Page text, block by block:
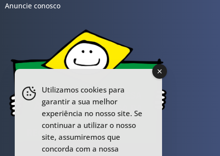
Anuncie conosco
Utilizamos cookies para
garantir a sua melhor
experiência no nosso site. Se
continuar a utilizar o nosso
site, assumiremos que
concorda com a nossa